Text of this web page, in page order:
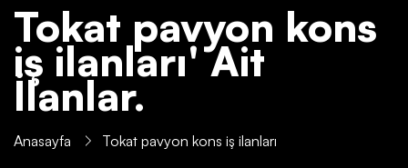
Tokat pavyon kons
iş ilanları' Ait
İlanlar.
Anasayfa Tokat pavyon kons iş ilanları